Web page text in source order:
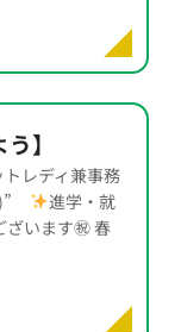
】
レディ兼事務
進学・就
ざいます㊗ 春